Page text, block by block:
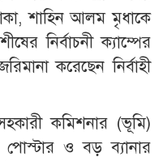
শাহিন আলম মৃধাকে
নির্বাচনী ক্যাম্পের
করেছেন নির্বাহী
কমিশনার (ভূমি)
পোস্টার ও বড় ব্যানার